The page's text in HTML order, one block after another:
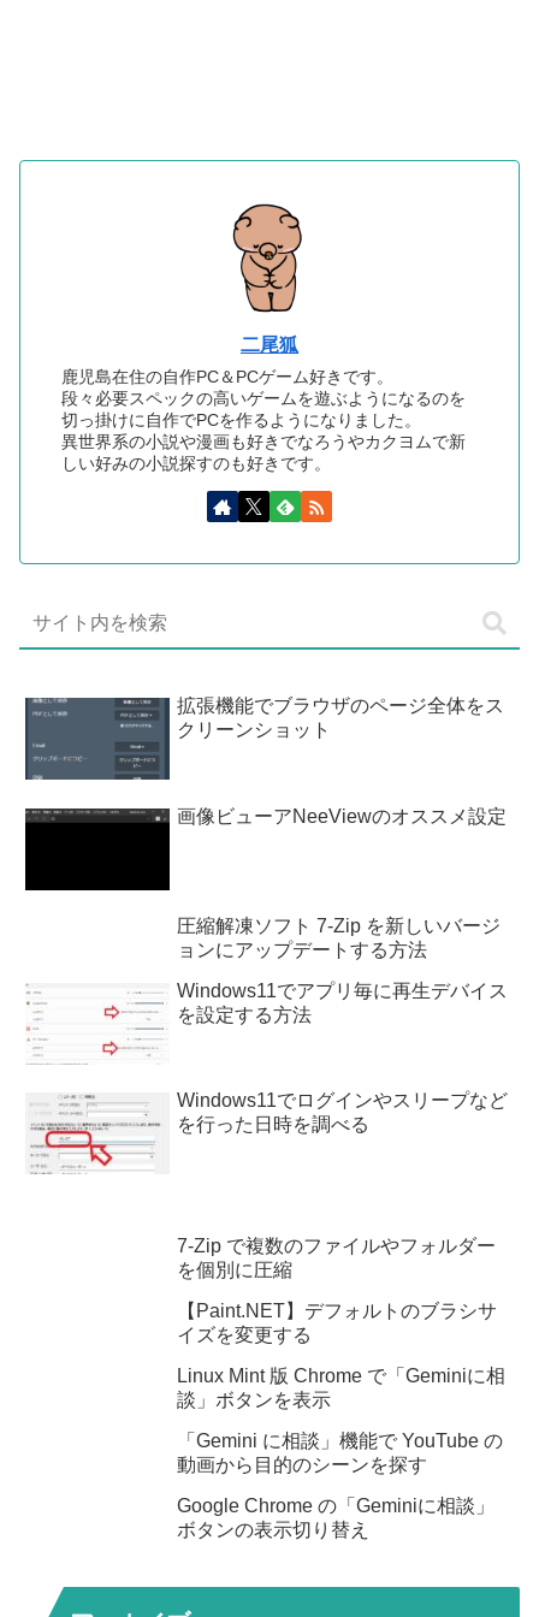
二尾狐
鹿児島在住の自作PC＆PCゲーム好きです。
段々必要スペックの高いゲームを遊ぶようになるのを
切っ掛けに自作でPCを作るようになりました。
異世界系の小説や漫画も好きでなろうやカクヨムで新
しい好みの小説探すのも好きです。
拡張機能でブラウザのページ全体をス
クリーンショット
画像ビューアNeeViewのオススメ設定
圧縮解凍ソフト 7-Zip を新しいバージ
ョンにアップデートする方法
Windows11でアプリ毎に再生デバイス
を設定する方法
Windows11でログインやスリープなど
を行った日時を調べる
7-Zip で複数のファイルやフォルダー
を個別に圧縮
【Paint.NET】デフォルトのブラシサ
イズを変更する
Linux Mint 版 Chrome で「Geminiに相
談」ボタンを表示
「Gemini に相談」機能で YouTube の
動画から目的のシーンを探す
Google Chrome の「Geminiに相談」
ボタンの表示切り替え